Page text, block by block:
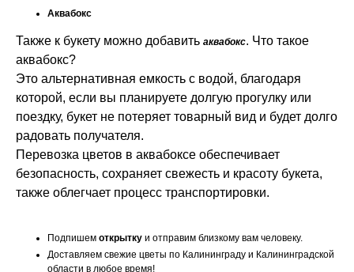
Аквабокс
Также к букету можно добавить аквабокс. Что такое
аквабокс?
Это альтернативная емкость с водой, благодаря
которой, если вы планируете долгую прогулку или
поездку, букет не потеряет товарный вид и будет долго
радовать получателя.
Перевозка цветов в аквабоксе обеспечивает
безопасность, сохраняет свежесть и красоту букета,
также облегчает процесс транспортировки.
Подпишем открытку и отправим близкому вам человеку.
Доставляем свежие цветы по Калининграду и Калининградской
области в любое время!